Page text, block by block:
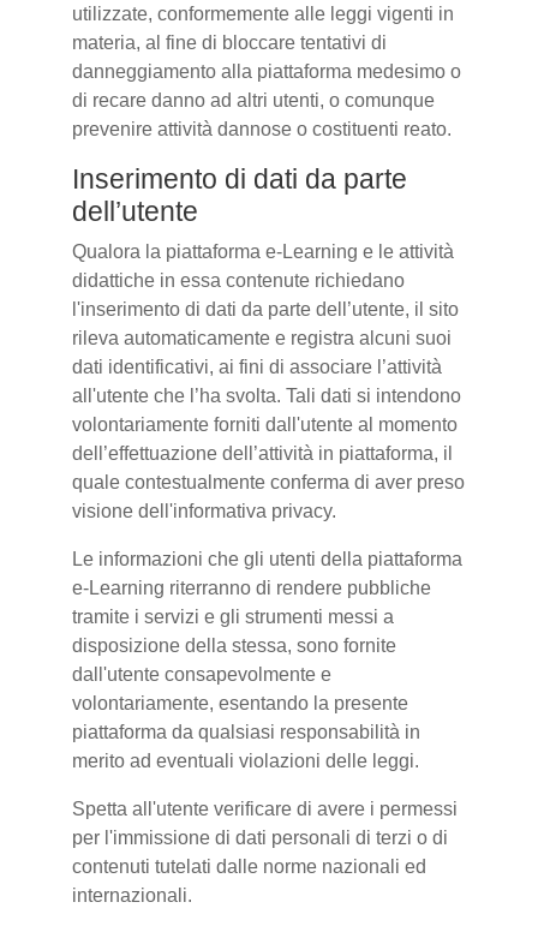
utilizzate, conformemente alle leggi vigenti in
materia, al fine di bloccare tentativi di
danneggiamento alla piattaforma medesimo o
di recare danno ad altri utenti, o comunque
prevenire attività dannose o costituenti reato.
Inserimento di dati da parte
dell’utente
Qualora la piattaforma e-Learning e le attività
didattiche in essa contenute richiedano
l'inserimento di dati da parte dell’utente, il sito
rileva automaticamente e registra alcuni suoi
dati identificativi, ai fini di associare l’attività
all'utente che l’ha svolta. Tali dati si intendono
volontariamente forniti dall'utente al momento
dell’effettuazione dell’attività in piattaforma, il
quale contestualmente conferma di aver preso
visione dell'informativa privacy.
Le informazioni che gli utenti della piattaforma
e-Learning riterranno di rendere pubbliche
tramite i servizi e gli strumenti messi a
disposizione della stessa, sono fornite
dall'utente consapevolmente e
volontariamente, esentando la presente
piattaforma da qualsiasi responsabilità in
merito ad eventuali violazioni delle leggi.
Spetta all'utente verificare di avere i permessi
per l'immissione di dati personali di terzi o di
contenuti tutelati dalle norme nazionali ed
internazionali.